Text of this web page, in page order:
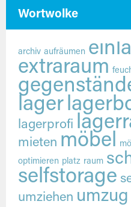
Wortwolke
archiv aufräumen
extraraum
lager
lagerprofi
mieten möbel
optimieren platz raum
selfstorage
umziehen umzug